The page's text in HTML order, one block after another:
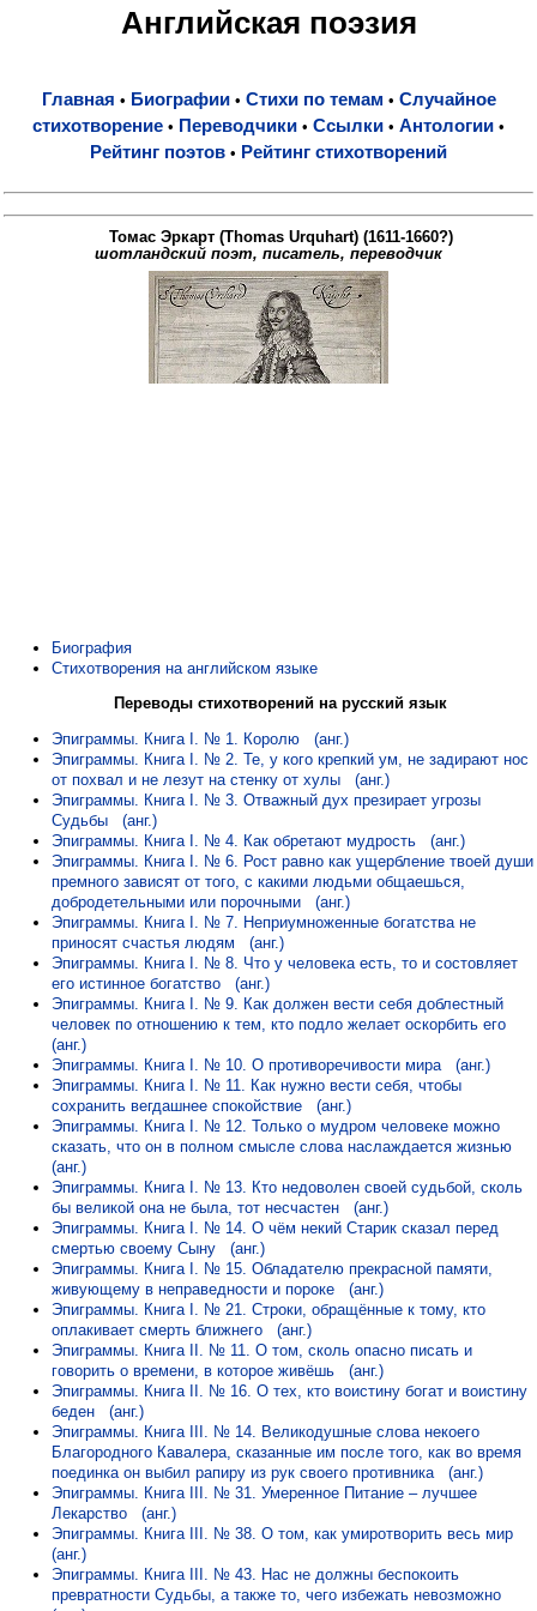
Английская поэзия
Главная • Биографии• Стихи по темам • Случайное
стихотворение • Переводчики • Ссылки • Антологии •
Рейтинг поэтов • Рейтинг стихотворений
Томас Эркарт (Thomas Urquhart) (1611-1660?)
шотландский поэт, писатель, переводчик
Биография
Стихотворения на английском языке
Переводы стихотворений на русский язык
Эпиграммы. Книга I. № 1. Королю
(анг.)
Эпиграммы. Книга I. № 2. Те, у кого крепкий ум, не задирают нос
от похвал и не лезут на стенку от хулы
(анг.)
Эпиграммы. Книга I. № 3. Отважный дух презирает угрозы
Судьбы
(анг.)
Эпиграммы. Книга I. № 4. Как обретают мудрость
(анг.)
Эпиграммы. Книга I. № 6. Рост равно как ущербление твоей души
премного зависят от того, с какими людьми общаешься,
добродетельными или порочными
(анг.)
Эпиграммы. Книга I. № 7. Неприумноженные богатства не
приносят счастья людям
(анг.)
Эпиграммы. Книга I. № 8. Что у человека есть, то и состовляет
его истинное богатство
(анг.)
Эпиграммы. Книга I. № 9. Как должен вести себя доблестный
человек по отношению к тем, кто подло желает оскорбить его
(анг.)
Эпиграммы. Книга I. № 10. О противоречивости мира
(анг.)
Эпиграммы. Книга I. № 11. Как нужно вести себя, чтобы
сохранить вегдашнее спокойствие
(анг.)
Эпиграммы. Книга I. № 12. Только о мудром человеке можно
сказать, что он в полном смысле слова наслаждается жизнью
(анг.)
Эпиграммы. Книга I. № 13. Кто недоволен своей судьбой, сколь
бы великой она не была, тот несчастен
(анг.)
Эпиграммы. Книга I. № 14. О чём некий Старик сказал перед
смертью своему Сыну
(анг.)
Эпиграммы. Книга I. № 15. Обладателю прекрасной памяти,
живующему в неправедности и пороке
(анг.)
Эпиграммы. Книга I. № 21. Строки, обращённые к тому, кто
оплакивает смерть ближнего
(анг.)
Эпиграммы. Книга II. № 11. О том, сколь опасно писать и
говорить о времени, в которое живёшь
(анг.)
Эпиграммы. Книга II. № 16. О тех, кто воистину богат и воистину
беден
(анг.)
Эпиграммы. Книга III. № 14. Великодушные слова некоего
Благородного Кавалера, сказанные им после того, как во время
поединка он выбил рапиру из рук своего противника
(анг.)
Эпиграммы. Книга III. № 31. Умеренное Питание – лучшее
Лекарство
(анг.)
Эпиграммы. Книга III. № 38. О том, как умиротворить весь мир
(анг.)
Эпиграммы. Книга III. № 43. Нас не должны беспокоить
превратности Судьбы, а также то, чего избежать невозможно